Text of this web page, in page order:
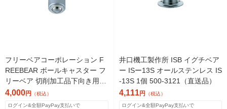
フリーベアコーポレーション F
REEBEAR ボールキャスター フ
リーベア 切削加工品下向き用
スチール製 Cー6D 1個 500-390
3（直送品）
4,000円 （税込）
ログイン&全額PayPay支払いで
井口機工製作所 ISB イグチベア
ー ISー13S オールステンレス IS
-13S 1個 500-3121（直送品）
4,111円 （税込）
ログイン&全額PayPay支払いで